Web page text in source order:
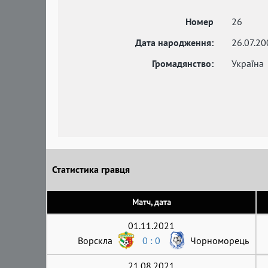
Номер
26
Дата народження:
Громадянство:
Україна
Статистика гравця
Матч, дата
01.11.2021
Ворскла
0 : 0 Чорноморець
21.08.2021